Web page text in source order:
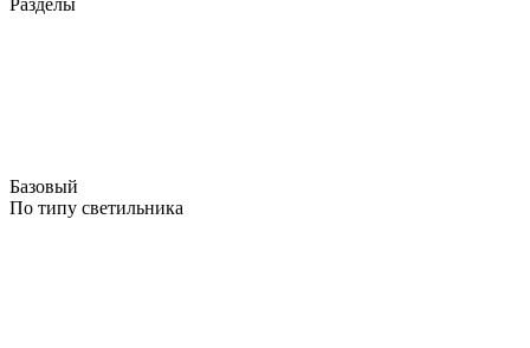
Базовый
По типу светильника